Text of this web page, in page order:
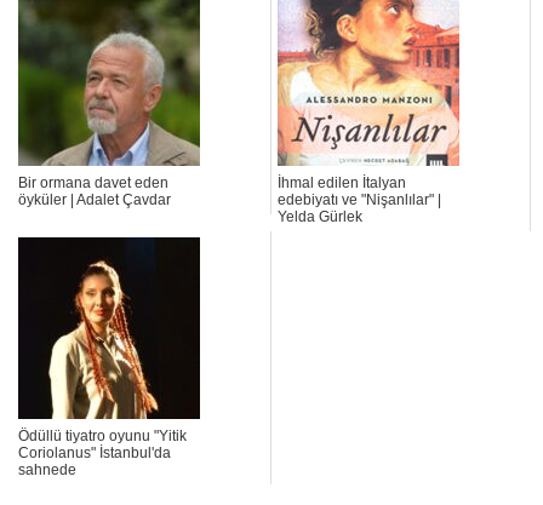
Bir ormana davet eden
öyküler | Adalet Çavdar
İhmal edilen İtalyan
edebiyatı ve "Nişanlılar" |
Yelda Gürlek
Ödüllü tiyatro oyunu "Yitik
Coriolanus" İstanbul'da
sahnede